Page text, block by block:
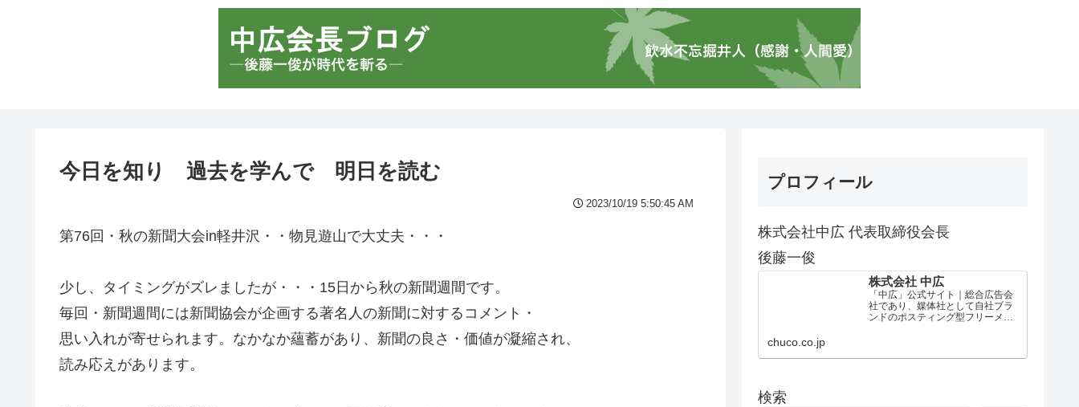
今日を知り 過去を学んで 明日を読む
2023/10/19 5:50:45 AM
第76回・秋の新聞大会in軽井沢・・物見遊山で大丈夫・・・
少し、タイミングがズレましたが・・・15日から秋の新聞週間です。
毎回・新聞週間には新聞協会が企画する著名人の新聞に対するコメント・
思い入れが寄せられます。なかなか蘊蓄があり、新聞の良さ・価値が凝縮され、
読み応えがあります。
プロフィール
株式会社中広 代表取締役会長
後藤一俊
株式会社 中広
「中広」公式サイト｜総合広告会
社であり、媒体社として自社ブラ
ンドのポスティング型フリーメデ
chuco.co.jp
検索